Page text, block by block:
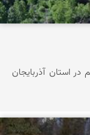
استان آذربایجان